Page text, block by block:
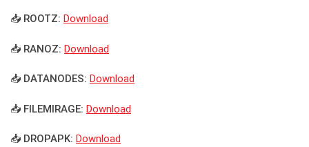
📥 ROOTZ: Download
📥 RANOZ: Download
📥 DATANODES: Download
📥 FILEMIRAGE: Download
📥 DROPAPK: Download